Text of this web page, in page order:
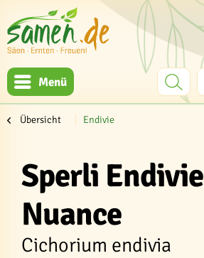
Menü
Übersicht Endivie
Sperli Endivie
Nuance
Cichorium endivia